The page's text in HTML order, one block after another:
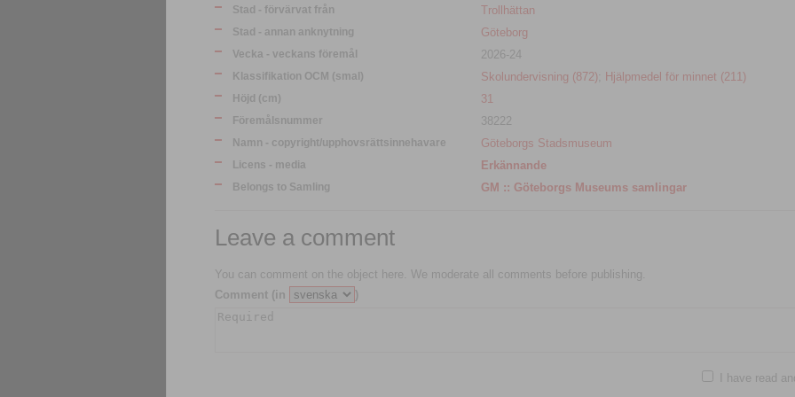
Stad - förvärvat från Trollhättan
Stad - annan anknytning Göteborg
Vecka - veckans föremål 2026-24
Klassifikation OCM (smal) Skolundervisning (872) Hjälpmedel för minnet (211)
Höjd (cm) 31
Föremålsnummer 38222
Namn - copyright/upphovsrättsinnehavare Göteborgs Stadsmuseum
Licens - media Erkännande
Belongs to Samling GM :: Göteborgs Museums samlingar
Leave a comment
You can comment on the object here. We moderate all comments before publishing.
Comment (in
)
I have read